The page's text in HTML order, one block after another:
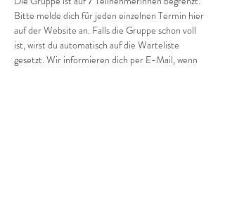
Bitte melde dich für jeden einzelnen Termin hier
auf der Website an. Falls die Gruppe schon voll
ist, wirst du automatisch auf die Warteliste
gesetzt. Wir informieren dich per E-Mail, wenn